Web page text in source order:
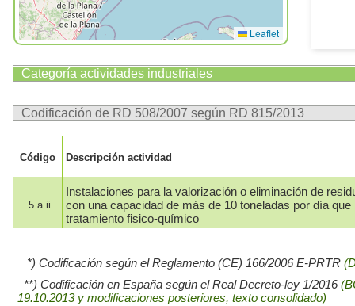
Leaflet
Categoría actividades industriales
Codificación de RD 508/2007 según RD 815/2013
Código Descripción actividad
5.a.ii
Instalaciones para la valorización o eliminación de
con una capacidad de más de 10 toneladas por día que
tratamiento fisico-químico
*) Codificación según el Reglamento (CE) 166/2006 E-PRTR
**) Codificación en España según el Real Decreto-ley 1/2016
19.10.2013 y modificaciones posteriores, texto consolidado)